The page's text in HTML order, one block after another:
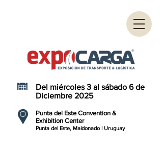
Punta del Este Convention &
Exhibition Center
Punta del Este, Maldonado | Uruguay
Del miércoles 3 al sábado 6 de
Diciembre 2025